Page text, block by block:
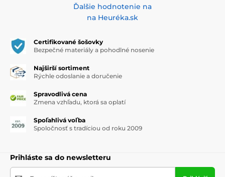
Ďalšie hodnotenie na
na Heuréka.sk
Certifikované šošovky
Bezpečné materiály a pohodlné nosenie
Najširší sortiment
Rýchle odoslanie a doručenie
Spravodlivá cena
Zmena vzhľadu, ktorá sa oplatí
Spoľahlivá voľba
Spoločnosť s tradíciou od roku 2009
Prihláste sa do newsletteru